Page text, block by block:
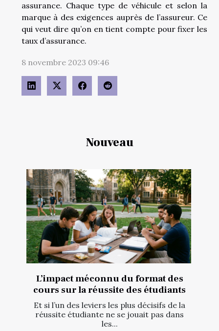
Nouveau
L’impact méconnu du format des
cours sur la réussite des étudiants
Et si l’un des leviers les plus décisifs de la
réussite étudiante ne se jouait pas dans
les...
assurance. Chaque type de véhicule et selon la
marque à des exigences auprès de l’assureur. Ce
qui veut dire qu’on en tient compte pour fixer les
taux d’assurance.
8 novembre 2023 09:46